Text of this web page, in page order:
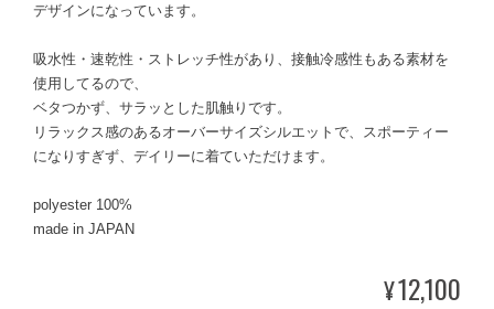
デザインになっています。
吸水性・速乾性・ストレッチ性があり、接触冷感性もある素材を
使用してるので、
ベタつかず、サラッとした肌触りです。
リラックス感のあるオーバーサイズシルエットで、スポーティー
になりすぎず、デイリーに着ていただけます。
polyester 100%
made in JAPAN
¥12,100